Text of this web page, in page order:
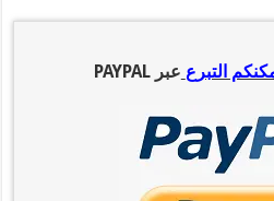
التبرع عبر PAYPAL